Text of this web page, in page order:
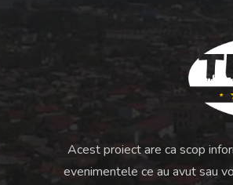
Acest proiect are ca scop
evenimentele ce au avut sau